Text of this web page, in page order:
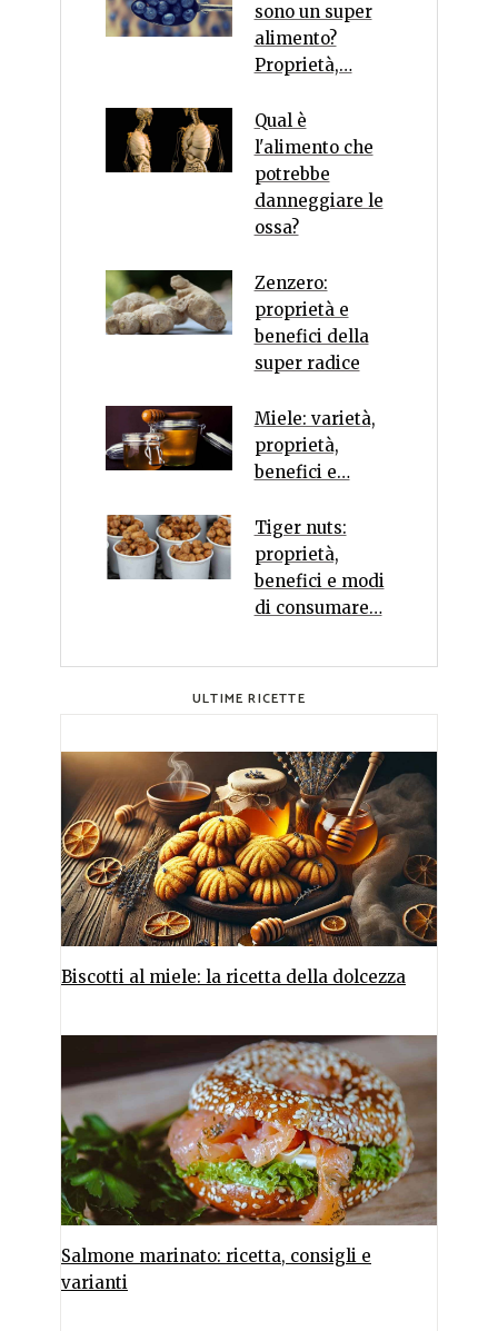
sono un super
alimento?
Proprietà,…
Qual è
l'alimento che
potrebbe
danneggiare le
ossa?
Zenzero:
proprietà e
benefici della
super radice
Miele: varietà,
proprietà,
benefici e…
Tiger nuts:
proprietà,
benefici e modi
di consumare…
ULTIME RICETTE
Biscotti al miele: la ricetta della dolcezza
Salmone marinato: ricetta, consigli e
varianti